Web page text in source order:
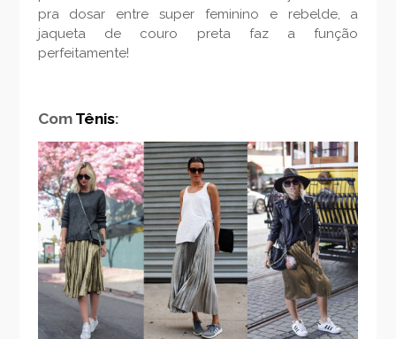
pra dosar entre super feminino e rebelde, a
jaqueta de couro preta faz a função
perfeitamente!
Com Tênis: